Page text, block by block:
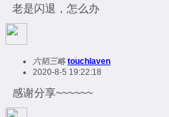
老是闪退，怎么办
六韬三略 touchlaven
2020-8-5 19:22:18
感谢分享~~~~~~